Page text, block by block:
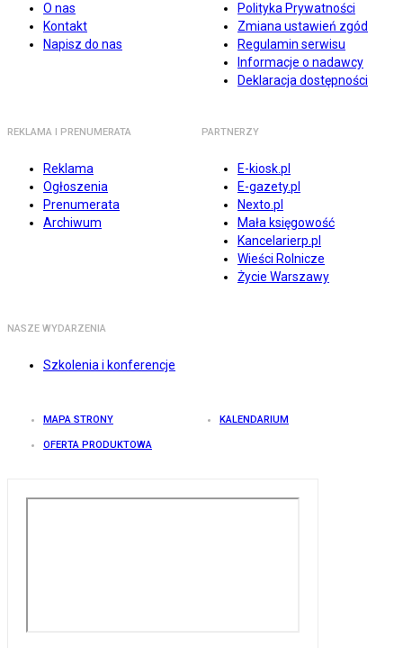
O nas
Kontakt
Napisz do nas
Polityka Prywatności
Zmiana ustawień zgód
Regulamin serwisu
Informacje o nadawcy
Deklaracja dostępności
REKLAMA I PRENUMERATA
Reklama
Ogłoszenia
Prenumerata
Archiwum
PARTNERZY
E-kiosk.pl
E-gazety.pl
Nexto.pl
Mała księgowość
Kancelarierp.pl
Wieści Rolnicze
Życie Warszawy
NASZE WYDARZENIA
Szkolenia i konferencje
MAPA STRONY KALENDARIUM
OFERTA PRODUKTOWA